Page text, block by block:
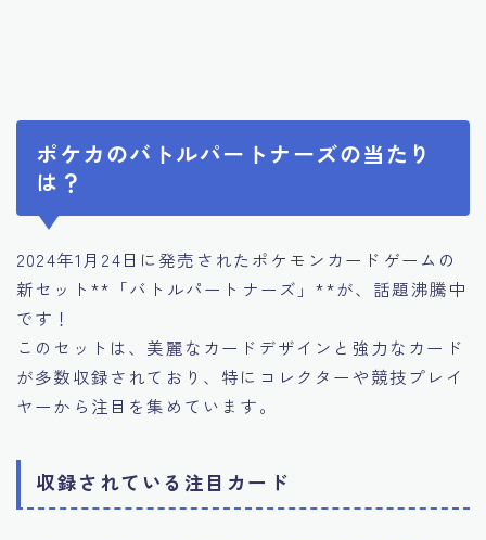
ポケカのバトルパートナーズの当たり
は？
2024年1月24日に発売されたポケモンカードゲームの
新セット**「バトルパートナーズ」**が、話題沸騰中
です！
このセットは、美麗なカードデザインと強力なカード
が多数収録されており、特にコレクターや競技プレイ
ヤーから注目を集めています。
収録されている注目カード